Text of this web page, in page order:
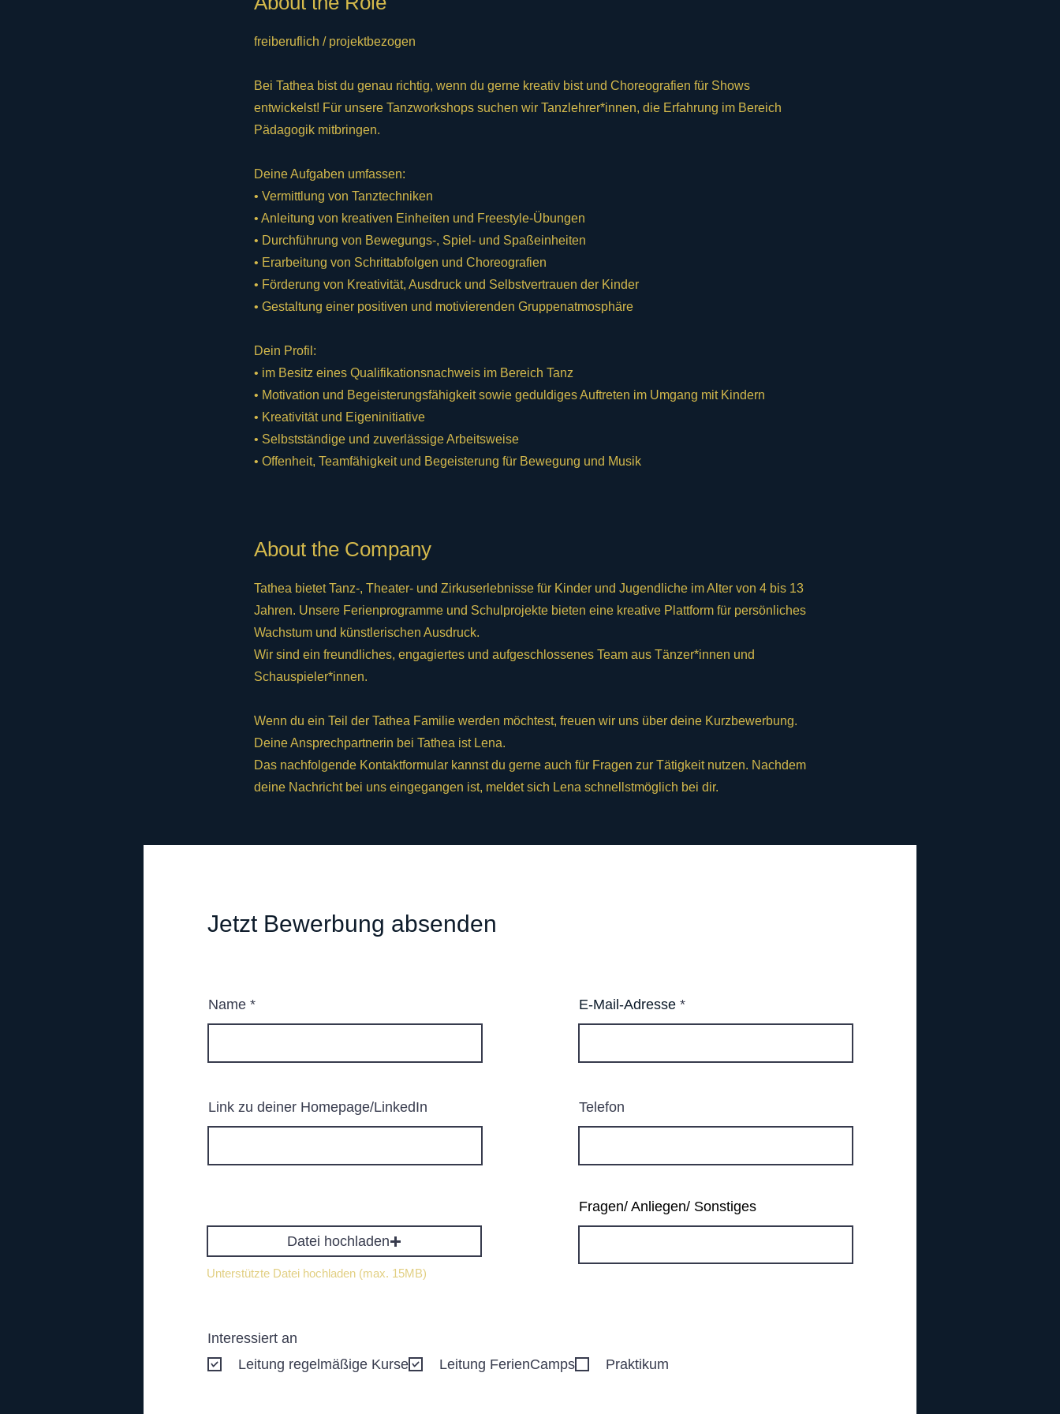
freiberuflich / projektbezogen
Bei Tathea bist du genau richtig, wenn du gerne kreativ bist und Choreografien für Shows
entwickelst! Für unsere Tanzworkshops suchen wir Tanzlehrer*innen, die Erfahrung im Bereich
Pädagogik mitbringen.
Deine Aufgaben umfassen:
• Vermittlung von Tanztechniken
• Anleitung von kreativen Einheiten und Freestyle-Übungen
• Durchführung von Bewegungs-, Spiel- und Spaßeinheiten
• Erarbeitung von Schrittabfolgen und Choreografien
• Förderung von Kreativität, Ausdruck und Selbstvertrauen der Kinder
• Gestaltung einer positiven und motivierenden Gruppenatmosphäre
Dein Profil:
• im Besitz eines Qualifikationsnachweis im Bereich Tanz
• Motivation und Begeisterungsfähigkeit sowie geduldiges Auftreten im Umgang mit Kindern
• Kreativität und Eigeninitiative
• Selbstständige und zuverlässige Arbeitsweise
• Offenheit, Teamfähigkeit und Begeisterung für Bewegung und Musik
About the Company
Tathea bietet Tanz-, Theater- und Zirkuserlebnisse für Kinder und Jugendliche im Alter von 4 bis 13
Jahren. Unsere Ferienprogramme und Schulprojekte bieten eine kreative Plattform für persönliches
Wachstum und künstlerischen Ausdruck.
Wir sind ein freundliches, engagiertes und aufgeschlossenes Team aus Tänzer*innen und
Schauspieler*innen.
Wenn du ein Teil der Tathea Familie werden möchtest, freuen wir uns über deine Kurzbewerbung.
Deine Ansprechpartnerin bei Tathea ist Lena.
Das nachfolgende Kontaktformular kannst du gerne auch für Fragen zur Tätigkeit nutzen. Nachdem
deine Nachricht bei uns eingegangen ist, meldet sich Lena schnellstmöglich bei dir.
Jetzt Bewerbung absenden
Name
Link zu deiner Homepage/LinkedIn
Datei hochladen
Unterstützte Datei hochladen (max. 15MB)
E-Mail-Adresse
Telefon
Fragen/ Anliegen/ Sonstiges
Interessiert an
Leitung regelmäßige Kurse
Leitung FerienCamps Praktikum